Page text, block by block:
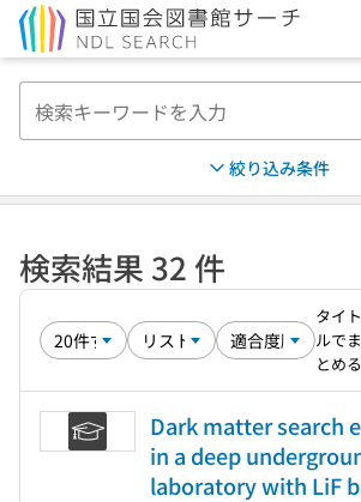
絞り込み条件
検索結果 32 件
タイト
ルでま
とめる
Dark matter search
in a deep
laboratory with LiF